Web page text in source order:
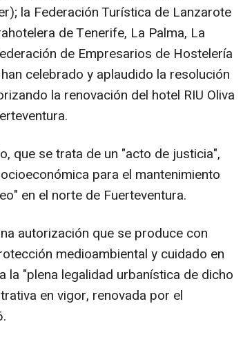
la Federación Turística de Lanzarote
de Tenerife, La Palma, La
de Empresarios de Hostelería
celebrado y aplaudido la resolución
la renovación del hotel RIU Oliva
que se trata de un "acto de justicia",
para el mantenimiento
en el norte de Fuerteventura.
autorización que se produce con
medioambiental y cuidado en
la "plena legalidad urbanística de dicho
en vigor, renovada por el